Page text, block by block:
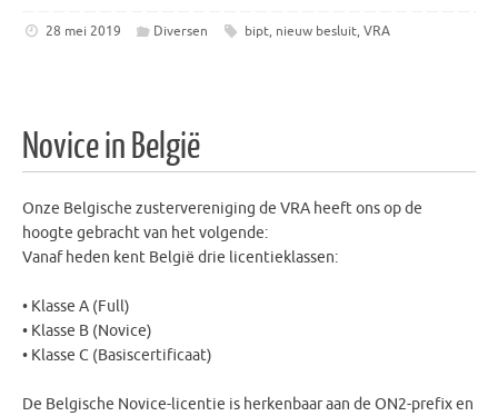
28 mei 2019 Diversen bipt, nieuw besluit, VRA
Novice in België
Onze Belgische zustervereniging de VRA heeft ons op de
hoogte gebracht van het volgende:
Vanaf heden kent België drie licentieklassen:
• Klasse A (Full)
• Klasse B (Novice)
• Klasse C (Basiscertificaat)
De Belgische Novice-licentie is herkenbaar aan de ON2-prefix en